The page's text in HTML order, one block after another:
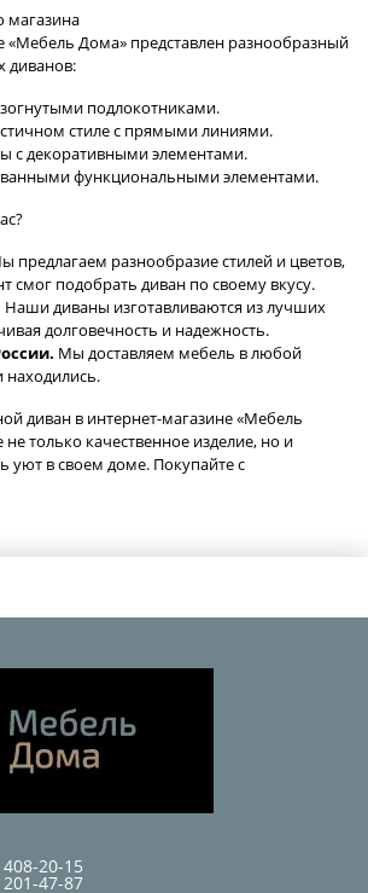
магазина
«Мебель Дома» представлен разнообразный
диванов:
подлокотниками.
стиле с прямыми линиями.
с декоративными элементами.
функциональными элементами.
предлагаем разнообразие стилей и цветов,
смог подобрать диван по своему вкусу.
Наши диваны изготавливаются из лучших
долговечность и надежность.
Мы доставляем мебель в любой
находились.
диван в интернет-магазине «Мебель
только качественное изделие, но и
уют в своем доме. Покупайте с
20-15
201-47-87